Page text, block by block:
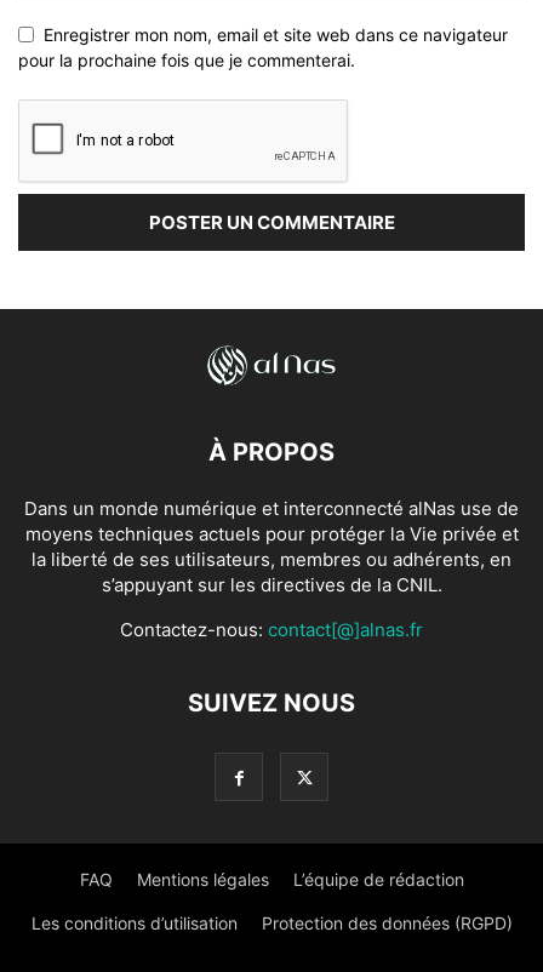
Enregistrer mon nom, email et site web dans ce navigateur
pour la prochaine fois que je commenterai.
À PROPOS
Dans un monde numérique et interconnecté alNas use de
moyens techniques actuels pour protéger la Vie privée et
la liberté de ses utilisateurs, membres ou adhérents, en
s’appuyant sur les directives de la CNIL.
Contactez-nous: contact[@]alnas.fr
SUIVEZ NOUS
FAQ Mentions légales L’équipe de rédaction
Les conditions d’utilisation Protection des données (RGPD)